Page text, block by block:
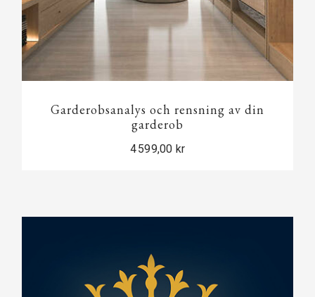
Garderobsanalys och rensning av din
garderob
4 599,00 kr